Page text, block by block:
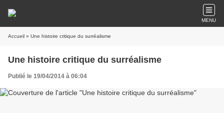
MENU
Accueil » Une histoire critique du surréalisme
Une histoire critique du surréalisme
Publié le 19/04/2014 à 06:04